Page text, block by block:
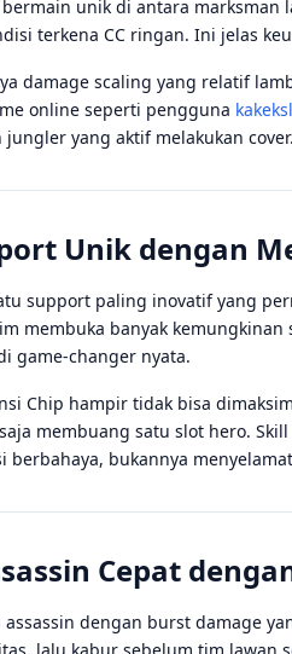
unik di antara
terkena CC ringan. Ini jelas
damage scaling yang relatif
online seperti pengguna
yang aktif melakukan cover.
Unik dengan
support paling inovatif yang
membuka banyak
game-changer nyata.
Chip hampir tidak bisa
membuang satu slot hero.
berbahaya, bukannya
Cepat
dengan burst damage